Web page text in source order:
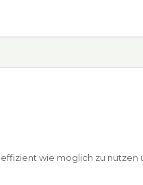
wie möglich zu nutzen